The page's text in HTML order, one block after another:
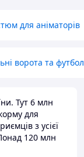
для аніматорів
ворота та
Тут 6 млн
для
з усієї
120 млн